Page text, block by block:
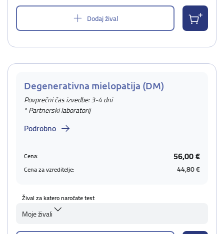
Dodaj žival
Degenerativna mielopatija (DM)
Povprečni čas izvedbe: 3-4 dni
* Partnerski laboratorij
Podrobno
Cena: 56,00 €
Cena za vzreditelje: 44,80 €
Žival za katero naročate test
Moje živali